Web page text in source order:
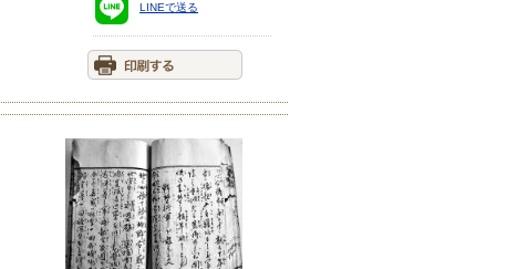
LINEで送る